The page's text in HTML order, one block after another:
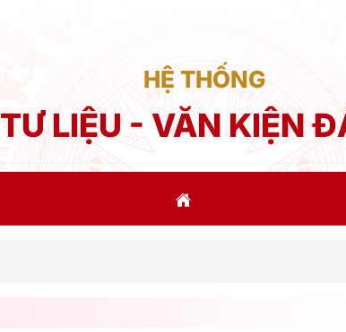
HỆ THỐNG
TƯ LIỆU - VĂN KIỆN